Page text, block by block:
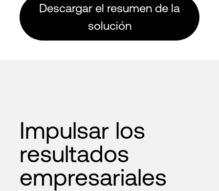
Descargar el resumen de la
solución
Impulsar los
resultados
empresariales